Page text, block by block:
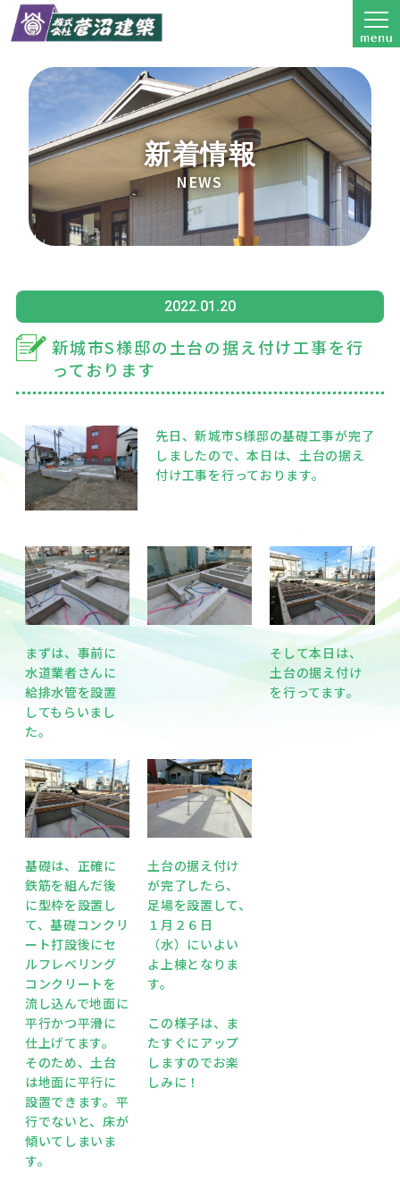
新着情報
NEWS
2022.01.20
新城市S様邸の土台の据え付け工事を行
っております
先日、新城市S様邸の基礎工事が完了
しましたので、本日は、土台の据え
付け工事を行っております。
まずは、事前に
水道業者さんに
給排水管を設置
してもらいまし
た。
そして本日は、
土台の据え付け
を行ってます。
基礎は、正確に
鉄筋を組んだ後
に型枠を設置し
て、基礎コンクリ
ート打設後にセ
ルフレベリング
コンクリートを
流し込んで地面に
平行かつ平滑に
仕上げてます。
そのため、土台
は地面に平行に
設置できます。平
行でないと、床が
傾いてしまいま
す。
土台の据え付け
が完了したら、
足場を設置して、
１月２６日
（水）にいよい
よ上棟となりま
す。
この様子は、ま
たすぐにアップ
しますのでお楽
しみに！